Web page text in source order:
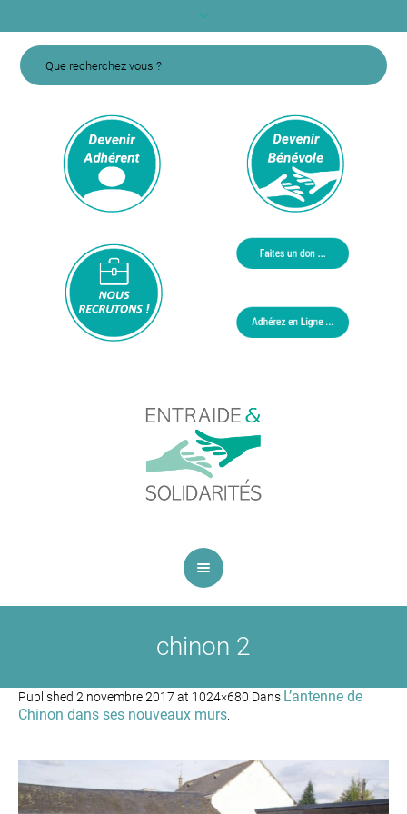
chinon 2
Published 2 novembre 2017 at 1024×680 Dans L’antenne de
Chinon dans ses nouveaux murs